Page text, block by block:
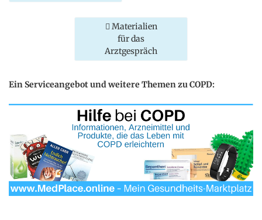
Materialien
für das
Arztgespräch
Ein Serviceangebot und weitere Themen zu COPD: